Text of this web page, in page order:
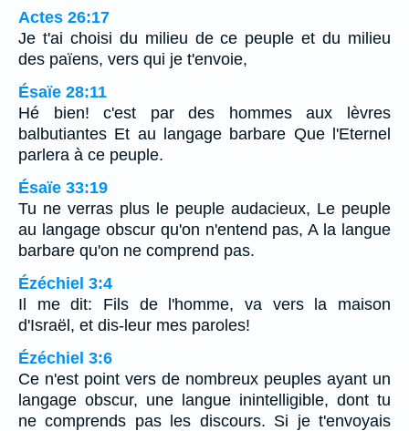
Actes 26:17
Je t'ai choisi du milieu de ce peuple et du milieu
des païens, vers qui je t'envoie,
Ésaïe 28:11
Hé bien! c'est par des hommes aux lèvres
balbutiantes Et au langage barbare Que l'Eternel
parlera à ce peuple.
Ésaïe 33:19
Tu ne verras plus le peuple audacieux, Le peuple
au langage obscur qu'on n'entend pas, A la langue
barbare qu'on ne comprend pas.
Ézéchiel 3:4
Il me dit: Fils de l'homme, va vers la maison
d'Israël, et dis-leur mes paroles!
Ézéchiel 3:6
Ce n'est point vers de nombreux peuples ayant un
langage obscur, une langue inintelligible, dont tu
ne comprends pas les discours. Si je t'envoyais